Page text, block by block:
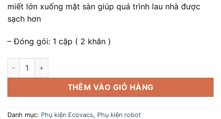
miết lớn xuống mặt sàn giúp quá trình lau nhà được
sạch hơn
– Đóng gói: 1 cặp ( 2 khăn )
Khăn lau thay thế robot hút bụi lau nhà Ecovacs X1 Omni | X1
THÊM VÀO GIỎ HÀNG
Danh mục: Phụ kiện Ecovacs, Phụ kiện robot